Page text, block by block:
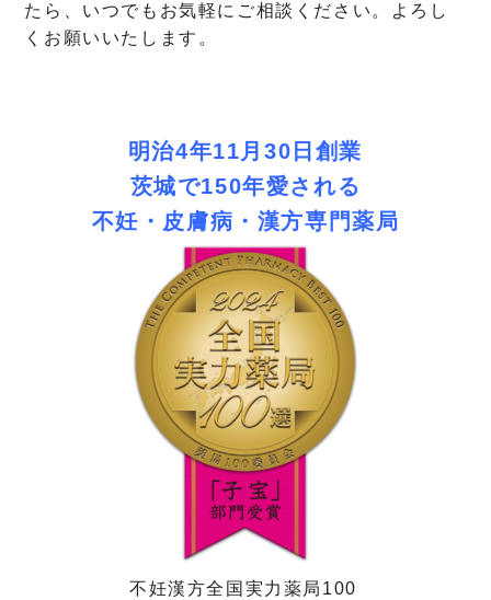
たら、いつでもお気軽にご相談ください。よろし
くお願いいたします。
明治4年11月30日創業
茨城で150年愛される
不妊・皮膚病・漢方専門薬局
不妊漢方全国実力薬局100